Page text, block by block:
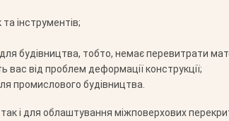
інструментів;
будівництва, тобто, немає перевитрати
від проблем деформації конструкції;
промислового будівництва.
і для облаштування міжповерхових